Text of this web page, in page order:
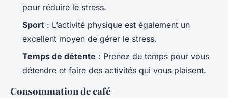
pour réduire le stress.
Sport : L’activité physique est également un
excellent moyen de gérer le stress.
Temps de détente : Prenez du temps pour vous
détendre et faire des activités qui vous plaisent.
Consommation de café